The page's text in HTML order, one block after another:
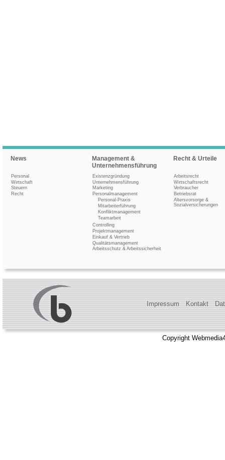
News
Personal
Wirtschaft
Steuern
Recht
Management &
Unternehmensführung
Existenzgründung
Unternehmensführung
Marketing
Personalmanagement
Personal-Praxis
Mitarbeiterführung
Konfliktmanagement
Teamarbeit
Controlling
Projektmanagement
Einkauf & Vertrieb
Qualitätsmanagement
Arbeitsschutz & Arbeitssicherheit
Recht & Urteile
Arbeitsrecht
Wirtschaftsrecht
Verbraucher
Betriebsrat
Altersvorsorge &
Sozialversicherungen
Impressum Kontakt
Copyright